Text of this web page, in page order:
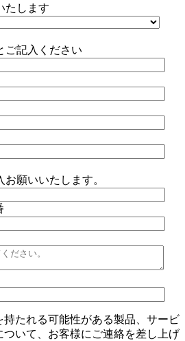
たします
ご記入ください
願いいたします。
たれる可能性がある製品、サービ
ついて、お客様にご連絡を差し上げ